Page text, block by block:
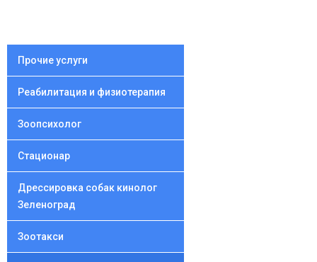
Прочие услуги
Реабилитация и физиотерапия
Зоопсихолог
Стационар
Дрессировка собак кинолог
Зеленоград
Зоотакси